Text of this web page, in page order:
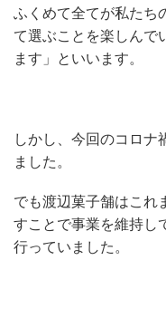
ふくめて全てが私たち
て選ぶことを楽しんで
ます」といいます。
しかし、今回のコロナ
ました。
でも渡辺菓子舗はこれ
すことで事業を維持し
行っていました。